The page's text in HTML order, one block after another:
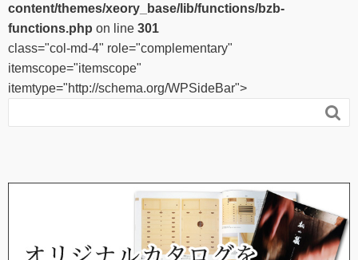
content/themes/xeory_base/lib/functions/bzb-
functions.php on line 301
class="col-md-4" role="complementary"
itemscope="itemscope"
itemtype="http://schema.org/WPSideBar">
